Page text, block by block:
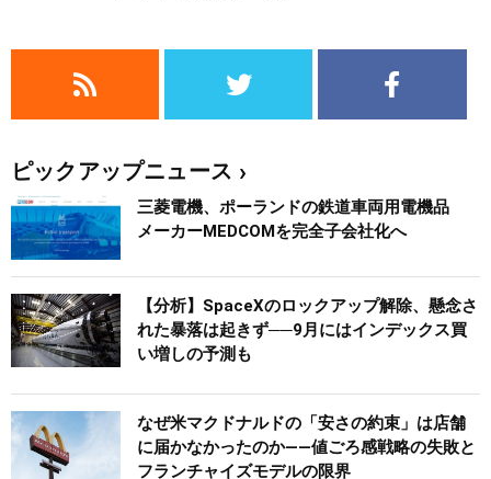
ピックアップニュース
三菱電機、ポーランドの鉄道車両用電機品
メーカーMEDCOMを完全子会社化へ
【分析】SpaceXのロックアップ解除、懸念さ
れた暴落は起きず──9月にはインデックス買
い増しの予測も
なぜ米マクドナルドの「安さの約束」は店舗
に届かなかったのか――値ごろ感戦略の失敗と
フランチャイズモデルの限界